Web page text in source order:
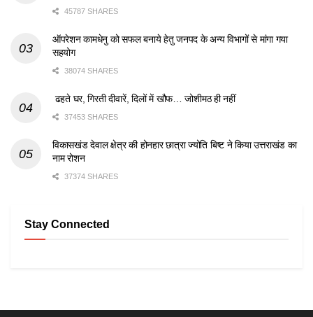
45787 SHARES
ऑपरेशन कामधेनु को सफल बनाये हेतु जनपद के अन्य विभागों से मांगा गया
सहयोग
38074 SHARES
ढहते घर, गिरती दीवारें, दिलों में खौफ… जोशीमठ ही नहीं
37453 SHARES
विकासखंड देवाल क्षेत्र की होनहार छात्रा ज्योति बिष्ट ने किया उत्तराखंड का
नाम रोशन
37374 SHARES
Stay Connected